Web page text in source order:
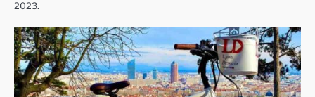
2023.